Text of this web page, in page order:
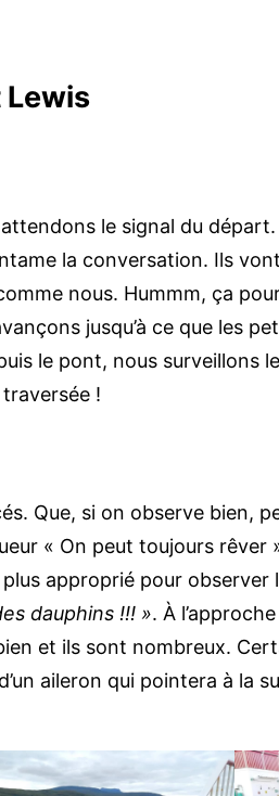
Lewis
le signal du
la conversation. Ils
nous. Hummm, ça
jusqu’à ce que les
le pont, nous surveillons
!
Que, si on observe bien,
« On peut toujours
approprié pour
dauphins !!! ». À
et ils sont nombreux.
aileron qui pointera à